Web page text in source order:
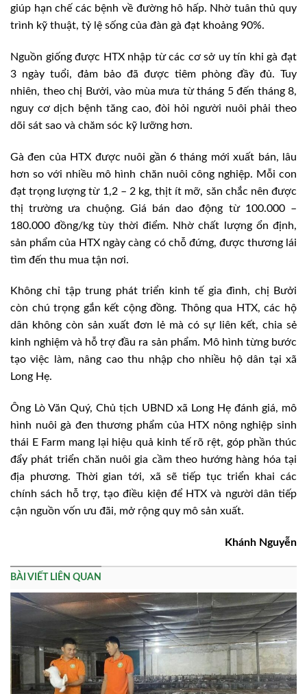
giúp hạn chế các bệnh về đường hô hấp. Nhờ tuân thủ quy
trình kỹ thuật, tỷ lệ sống của đàn gà đạt khoảng 90%.
Nguồn giống được HTX nhập từ các cơ sở uy tín khi gà đạt
3 ngày tuổi, đảm bảo đã được tiêm phòng đầy đủ. Tuy
nhiên, theo chị Bưởi, vào mùa mưa từ tháng 5 đến tháng 8,
nguy cơ dịch bệnh tăng cao, đòi hỏi người nuôi phải theo
dõi sát sao và chăm sóc kỹ lưỡng hơn.
Gà đen của HTX được nuôi gần 6 tháng mới xuất bán, lâu
hơn so với nhiều mô hình chăn nuôi công nghiệp. Mỗi con
đạt trọng lượng từ 1,2 – 2 kg, thịt ít mỡ, săn chắc nên được
thị trường ưa chuộng. Giá bán dao động từ 100.000 –
180.000 đồng/kg tùy thời điểm. Nhờ chất lượng ổn định,
sản phẩm của HTX ngày càng có chỗ đứng, được thương lái
tìm đến thu mua tận nơi.
Không chỉ tập trung phát triển kinh tế gia đình, chị Bưởi
còn chú trọng gắn kết cộng đồng. Thông qua HTX, các hộ
dân không còn sản xuất đơn lẻ mà có sự liên kết, chia sẻ
kinh nghiệm và hỗ trợ đầu ra sản phẩm. Mô hình từng bước
tạo việc làm, nâng cao thu nhập cho nhiều hộ dân tại xã
Long Hẹ.
Ông Lò Văn Quý, Chủ tịch UBND xã Long Hẹ đánh giá, mô
hình nuôi gà đen thương phẩm của HTX nông nghiệp sinh
thái E Farm mang lại hiệu quả kinh tế rõ rệt, góp phần thúc
đẩy phát triển chăn nuôi gia cầm theo hướng hàng hóa tại
địa phương. Thời gian tới, xã sẽ tiếp tục triển khai các
chính sách hỗ trợ, tạo điều kiện để HTX và người dân tiếp
cận nguồn vốn ưu đãi, mở rộng quy mô sản xuất.
Khánh Nguyễn
BÀI VIẾT LIÊN QUAN